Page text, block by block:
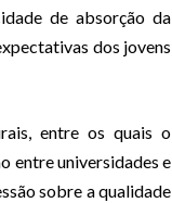
de absorção da
dos jovens
entre os quais o
entre universidades e
sobre a qualidade